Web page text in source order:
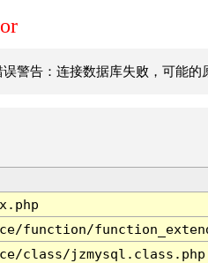
误警告：连接数据库失败，可能的
function/
class/jzmysql.class.php